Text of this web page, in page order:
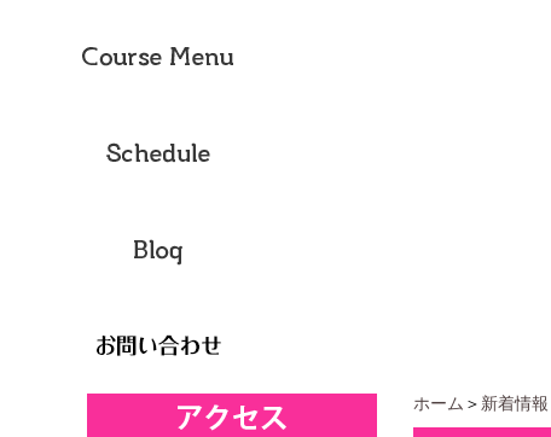
ホーム ＞ 新着情報